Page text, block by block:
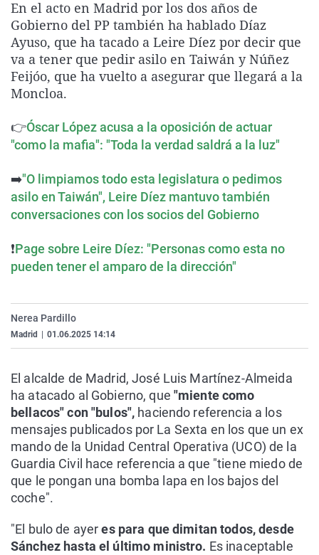
La rosa de los vientos
Gente viajera
Como el perro y el
Caso
Retornados
Equipo de
Operación Viuda
Extremadura
Galicia
La Rioja
Navarra
Virales
Televisión
Elecciones
En el acto en Madrid por los dos años de
Gobierno del PP también ha hablado Díaz
Ayuso, que ha tacado a Leire Díez por decir que
va a tener que pedir asilo en Taiwán y Núñez
Feijóo, que ha vuelto a asegurar que llegará a la
Moncloa.
👉Óscar López acusa a la oposición de actuar
"como la mafia": "Toda la verdad saldrá a la luz"
➡️"O limpiamos todo esta legislatura o pedimos
asilo en Taiwán", Leire Díez mantuvo también
conversaciones con los socios del Gobierno
❗Page sobre Leire Díez: "Personas como esta no
pueden tener el amparo de la dirección"
Nerea Pardillo
Madrid 01.06.2025 14:14
El alcalde de Madrid, José Luis Martínez-Almeida
ha atacado al Gobierno, que "miente como
bellacos" con "bulos", haciendo referencia a los
mensajes publicados por La Sexta en los que un ex
mando de la Unidad Central Operativa (UCO) de la
Guardia Civil hace referencia a que "tiene miedo de
que le pongan una bomba lapa en los bajos del
coche".
"El bulo de ayeres para que dimitan todos, desde
Sánchez hasta el último ministro. Es inaceptable